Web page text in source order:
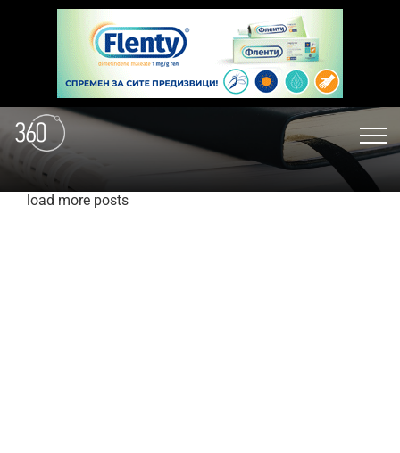
load more posts